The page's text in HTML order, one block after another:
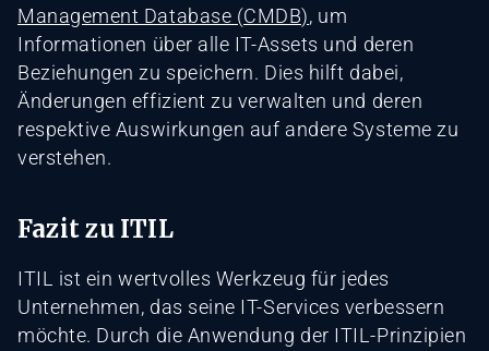
Management Database (CMDB), um
Informationen über alle IT-Assets und deren
Beziehungen zu speichern. Dies hilft dabei,
Änderungen effizient zu verwalten und deren
respektive Auswirkungen auf andere Systeme zu
verstehen.
Fazit zu ITIL
ITIL ist ein wertvolles Werkzeug für jedes
Unternehmen, das seine IT-Services verbessern
möchte. Durch die Anwendung der ITIL-Prinzipien